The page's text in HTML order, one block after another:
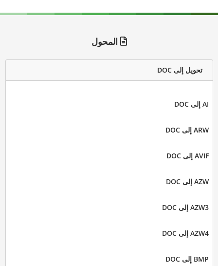
المحول
تحويل إلى DOC
AI إلى DOC
ARW إلى DOC
AVIF إلى DOC
AZW إلى DOC
AZW3 إلى DOC
AZW4 إلى DOC
BMP إلى DOC